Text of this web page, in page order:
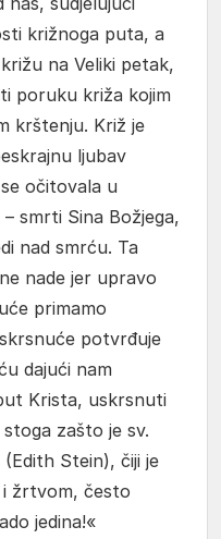
križnoga puta, a
na Veliki petak,
poruku križa kojim
krštenju. Križ je
ljubav
očitovala u
smrti Sina Božjega,
nad smrću. Ta
nade jer upravo
primamo
potvrđuje
dajući nam
Krista, uskrsnuti
zašto je sv.
Stein), čiji je
žrtvom, često
jedina!«